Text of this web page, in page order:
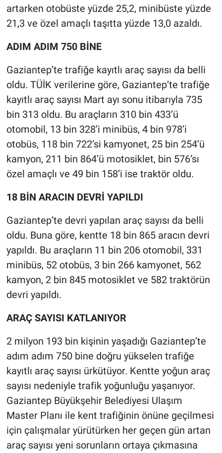
artarken otobüste yüzde 25,2, minibüste yüzde
21,3 ve özel amaçlı taşıtta yüzde 13,0 azaldı.
ADIM ADIM 750 BİNE
Gaziantep’te trafiğe kayıtlı araç sayısı da belli
oldu. TÜİK verilerine göre, Gaziantep’te trafiğe
kayıtlı araç sayısı Mart ayı sonu itibarıyla 735
bin 313 oldu. Bu araçların 310 bin 433’ü
otomobil, 13 bin 328’i minibüs, 4 bin 978’i
otobüs, 118 bin 722’si kamyonet, 25 bin 254’ü
kamyon, 211 bin 864’ü motosiklet, bin 576’sı
özel amaçlı ve 49 bin 158’i ise traktör oldu.
18 BİN ARACIN DEVRİ YAPILDI
Gaziantep’te devri yapılan araç sayısı da belli
oldu. Buna göre, kentte 18 bin 865 aracın devri
yapıldı. Bu araçların 11 bin 206 otomobil, 331
minibüs, 52 otobüs, 3 bin 266 kamyonet, 562
kamyon, 2 bin 845 motosiklet ve 582 traktörün
devri yapıldı.
ARAÇ SAYISI KATLANIYOR
2 milyon 193 bin kişinin yaşadığı Gaziantep’te
adım adım 750 bine doğru yükselen trafiğe
kayıtlı araç sayısı ürkütüyor. Kentte yoğun araç
sayısı nedeniyle trafik yoğunluğu yaşanıyor.
Gaziantep Büyükşehir Belediyesi Ulaşım
Master Planı ile kent trafiğinin önüne geçilmesi
için çalışmalar yürütürken her geçen gün artan
araç sayısı yeni sorunların ortaya çıkmasına